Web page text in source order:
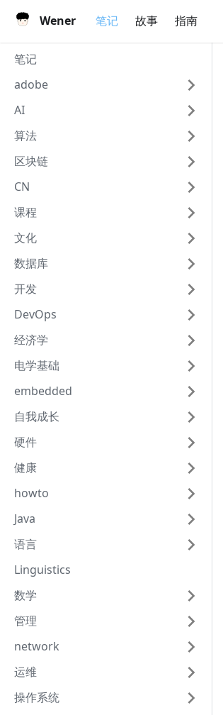
Wener 笔记 故事 指南
笔记
adobe
AI
算法
区块链
CN
课程
文化
数据库
开发
DevOps
经济学
电学基础
embedded
自我成长
硬件
健康
howto
Java
语言
Linguistics
数学
管理
network
运维
操作系统